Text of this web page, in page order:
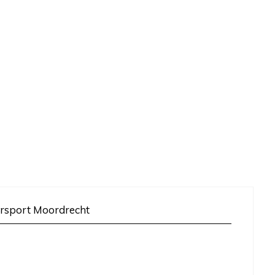
Moordrecht